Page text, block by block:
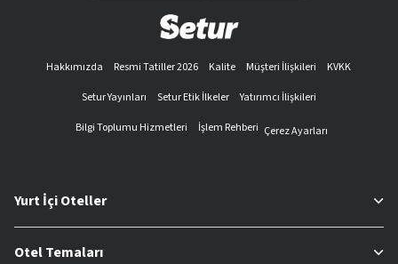
Hakkımızda Resmi Tatiller 2026 Kalite Müşteri İlişkileri
KVKK
Setur Yayınları
Setur Etik İlkeler
Yatırımcı İlişkileri
Bilgi Toplumu Hizmetleri
İşlem Rehberi Çerez Ayarları
Yurt İçi Oteller
Otel Temaları